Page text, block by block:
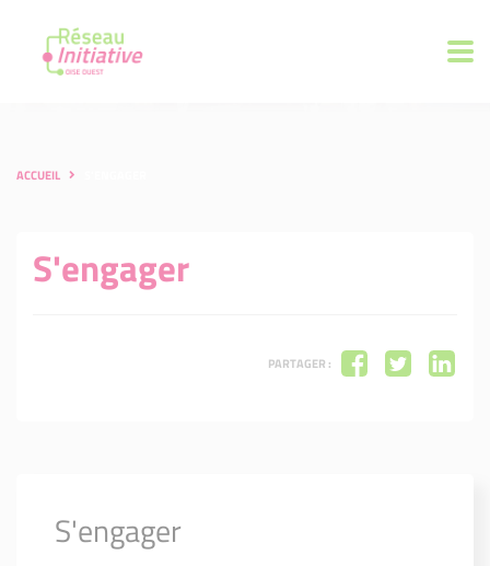
ACCUEIL
S'engager
PARTAGER :
S'engager